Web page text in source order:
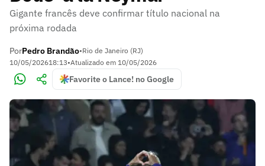
Gigante francês deve confirmar título nacional na
próxima rodada
PorPedro Brandão•Rio de Janeiro (RJ)
10/05/202618:13•Atualizado em 10/05/2026
Favorite o Lance! no Google